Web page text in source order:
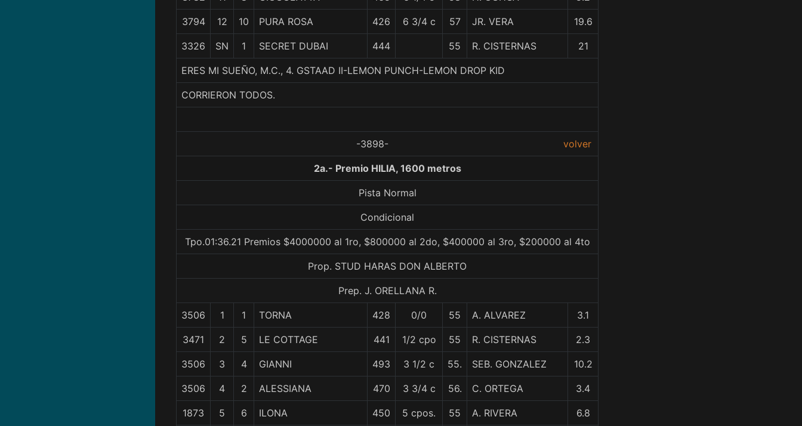
3794 12 10 PURA ROSA 426 6 3/4 c 57 JR. VERA 19.6
3326 SN 1 SECRET DUBAI 444 55 R. CISTERNAS 21
ERES MI SUEÑO, M.C., 4. GSTAAD II-LEMON PUNCH-LEMON DROP KID
CORRIERON TODOS.
-3898- volver
2a.- Premio HILIA, 1600 metros
Pista Normal
Condicional
Tpo.01:36.21 Premios $4000000 al 1ro, $800000 al 2do, $400000 al 3ro, $200000 al 4to
Prop. STUD HARAS DON ALBERTO
Prep. J. ORELLANA R.
3506 1 1 TORNA 428 0/0 55 A. ALVAREZ 3.1
3471 2 5 LE COTTAGE 441 1/2 cpo 55 R. CISTERNAS 2.3
3506 3 4 GIANNI 493 3 1/2 c 55. SEB. GONZALEZ 10.2
3506 4 2 ALESSIANA 470 3 3/4 c 56. C. ORTEGA 3.4
1873 5 6 ILONA 450 5 cpos. 55 A. RIVERA 6.8